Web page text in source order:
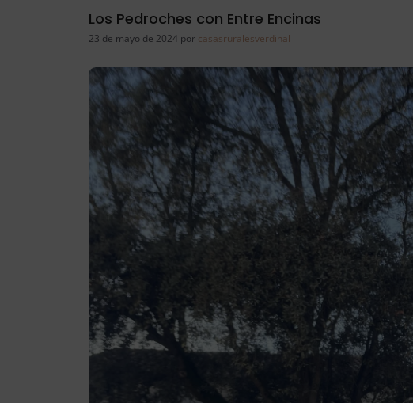
Los Pedroches con Entre Encinas
23 de mayo de 2024 por casasruralesverdinal